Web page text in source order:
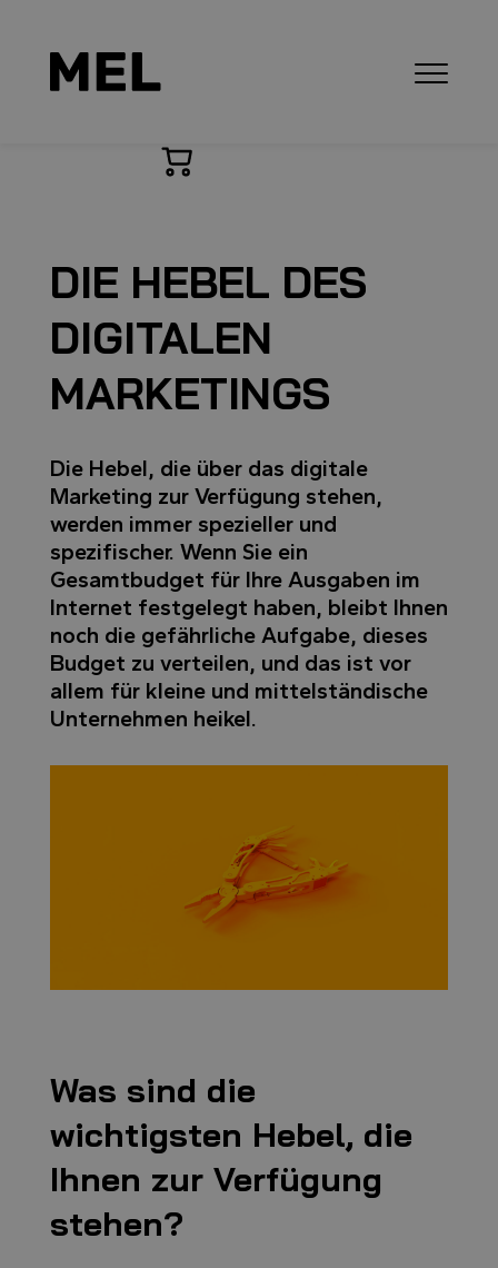
DIE HEBEL DES
DIGITALEN
MARKETINGS
Die Hebel, die über das digitale
Marketing zur Verfügung stehen,
werden immer spezieller und
spezifischer. Wenn Sie ein
Gesamtbudget für Ihre Ausgaben im
Internet festgelegt haben, bleibt Ihnen
noch die gefährliche Aufgabe, dieses
Budget zu verteilen, und das ist vor
allem für kleine und mittelständische
Unternehmen heikel.
Was sind die
wichtigsten Hebel, die
Ihnen zur Verfügung
stehen?